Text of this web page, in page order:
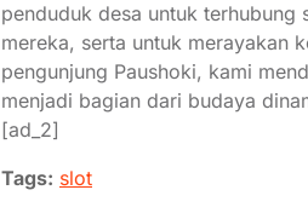
penduduk desa untuk terhubung
mereka, serta untuk merayakan
pengunjung Paushoki, kami
menjadi bagian dari budaya
[ad_2]
Tags: slot